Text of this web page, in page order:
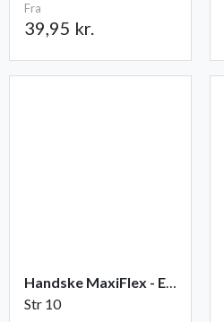
Fra
39,95 kr.
Handske MaxiFlex - Elite
Str 10